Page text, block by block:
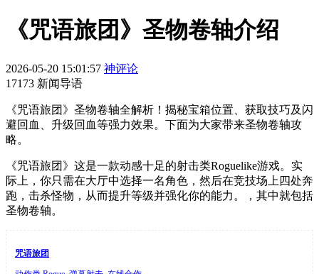
《咒语旅团》圣物卷轴介绍
2026-05-20 15:01:57 神评论
17173 新闻导语
《咒语旅团》圣物卷轴全解析！揭秘宝箱位置、获取技巧及闪
避回血、升级回血等强力效果。下面为大家带来圣物卷轴攻
略。
《咒语旅团》这是一款动感十足的射击类Roguelike游戏。实
际上，你只需在大厅中选择一名角色，然后在竞技场上四处奔
跑，击杀怪物，从而提升等级并强化你的能力。，其中就包括
圣物卷轴。
咒语旅团